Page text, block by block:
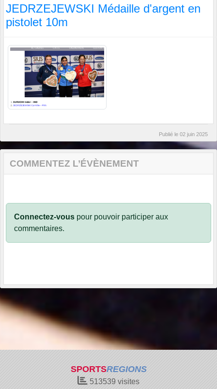
JEDRZEJEWSKI Médaille d'argent en
pistolet 10m
Publié le 02 juin 2025
COMMENTEZ L’ÉVÈNEMENT
Connectez-vous pour pouvoir participer aux
commentaires.
SPORTSREGIONS
513539 visites